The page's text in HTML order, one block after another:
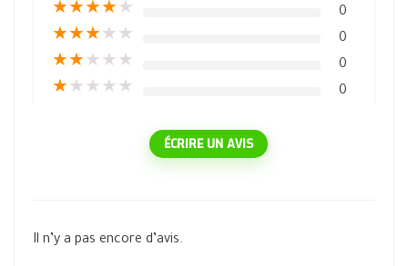
★★★★★ 0
★★★★ ★ 0
★★★ ★ ★ 0
★★ ★ ★ ★ 0
ÉCRIRE UN AVIS
Il n’y a pas encore d’avis.